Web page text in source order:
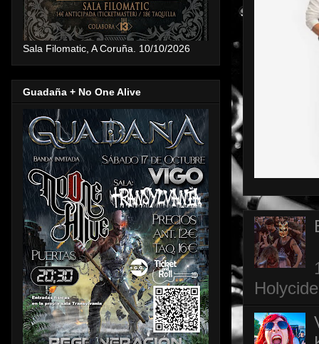
Sala Filomatic, A Coruña. 10/10/2026
Guadaña + No One Alive